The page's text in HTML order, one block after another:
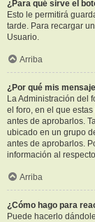
¿Para qué sirve el
Esto le permitirá
tarde. Para recargar
Usuario.
Arriba
¿Por qué mis
La Administración del
el foro, en el que
antes de aprobarlos.
ubicado en un grupo
antes de aprobarlos.
información al
Arriba
¿Cómo hago para
Puede hacerlo